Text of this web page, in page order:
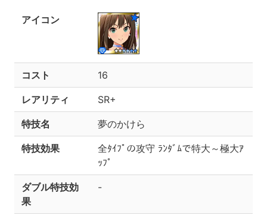
アイコン
コスト 16
レアリティ SR+
特技名 夢のかけら
特技効果
全ﾀｲﾌﾟの攻守 ﾗﾝﾀﾞﾑで特大～極大ｱ
ｯﾌﾟ
ダブル特技効
果
-